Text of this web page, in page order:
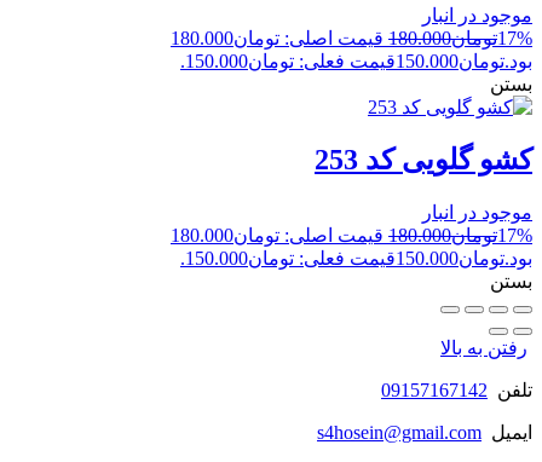
موجود در انبار
17%تومان180.000
قیمت اصلی: تومان180.000
بود.تومان150.000قیمت فعلی: تومان150.000.
بستن
کشو گلویی کد 253
موجود در انبار
17%تومان180.000
قیمت اصلی: تومان180.000
بود.تومان150.000قیمت فعلی: تومان150.000.
بستن
رفتن به بالا
تلفن 09157167142
ایمیل s4hosein@gmail.com